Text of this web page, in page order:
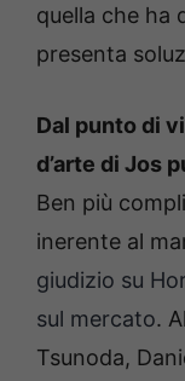
quella che ha
presenta
Dal punto di
d’arte di Jos
Ben più
inerente al
giudizio su
sul mercato.
Tsunoda,